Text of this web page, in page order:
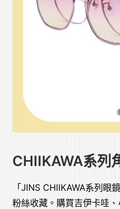
CHIIKAWA系列
「JINS CHIIKAWA系列眼
粉絲收藏。購買吉伊卡哇